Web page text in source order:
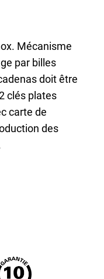
Mécanisme
par billes
doit être
clés plates
carte de
des